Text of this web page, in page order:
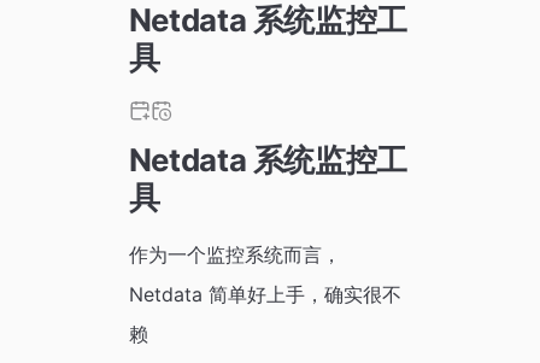
Netdata 系统监控工
具
Netdata 系统监控工
具
作为一个监控系统而言，
Netdata 简单好上手，确实很不
赖